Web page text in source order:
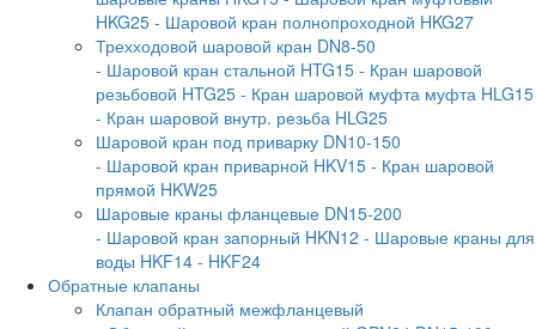
HKG25 - Шаровой кран полнопроходной HKG27
Трехходовой шаровой кран DN8-50
- Шаровой кран стальной HTG15 - Кран шаровой
резьбовой HTG25 - Кран шаровой муфта муфта HLG15
- Кран шаровой внутр. резьба HLG25
Шаровой кран под приварку DN10-150
- Шаровой кран приварной HKV15 - Кран шаровой
прямой HKW25
Шаровые краны фланцевые DN15-200
- Шаровой кран запорный HKN12 - Шаровые краны для
воды HKF14 - HKF24
Обратные клапаны
Клапан обратный межфланцевый